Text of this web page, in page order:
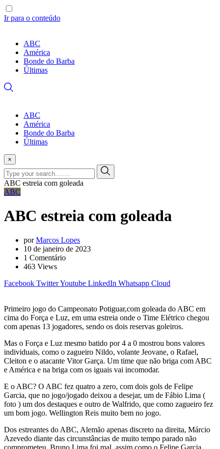
Ir para o conteúdo
ABC
América
Bonde do Barba
Últimas
ABC
América
Bonde do Barba
Últimas
×
ABC estreia com goleada
ABC
ABC estreia com goleada
porMarcos Lopes
10 de janeiro de 2023
1 Comentário
463 Views
Facebook TwitterYoutube LinkedIn Whatsapp Cloud
Primeiro jogo do Campeonato Potiguar,com goleada do ABC em
cima do Força e Luz, em uma estreia onde o Time Elétrico chegou
com apenas 13 jogadores, sendo os dois reservas goleiros.
Mas o Força e Luz mesmo batido por 4 a 0 mostrou bons valores
individuais, como o zagueiro Nildo, volante Jeovane, o Rafael,
Cleiton e o atacante Vitor Garça. Um time que não briga com ABC
e América e na briga com os iguais vai incomodar.
E o ABC? O ABC fez quatro a zero, com dois gols de Felipe
Garcia, que no jogo/jogado deixou a desejar, um de Fábio Lima (
foto ) um dos destaques e outro de Walfrido, que como zagueiro fez
um bom jogo. Wellington Reis muito bem no jogo.
Dos estreantes do ABC, Alemão apenas discreto na direita, Márcio
Azevedo diante das circunstâncias de muito tempo parado não
comprometeu, Bruno Lima foi mal, assim como o Felipe Garcia,